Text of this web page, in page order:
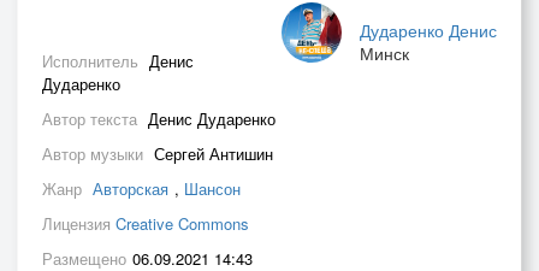
Дударенко Денис
Минск
Исполнитель Денис
Дударенко
Автор текста Денис Дударенко
Автор музыки Сергей Антишин
Жанр Авторская , Шансон
Лицензия Creative Commons
Размещено 06.09.2021 14:43